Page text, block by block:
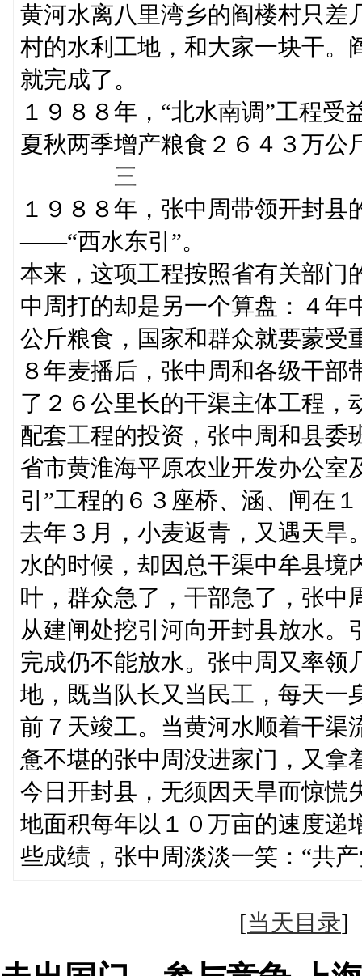
黄河水离八里湾乡的阎楼村只差
村的水利工地，和大家一块干。
就完成了。
１９８８年，“北水南调”工程
夏秋两季增产粮食２６４３万公
三
１９８８年，张中周带领开封
——“西水东引”。
本来，这项工程按照省有关部门
中周打的却是另一个算盘：４年
公斤粮食，国家和群众就要蒙受
８年麦播后，张中周和各级干
了２６公里长的干渠主体工程，
配套工程的投资，张中周和县委
省市黄淮海平原农业开发办公室
引”工程的６３座桥、涵、闸在
去年３月，小麦返青，又遇天旱
水的时候，却因总干渠中牟县境
叶，群众急了，干部急了，张中
从建闸处挖引河向开封县放水。
完成仍不能放水。张中周又率领
地，既当队长又当民工，每天一
前７天竣工。当黄河水顺着干渠
惫不堪的张中周没进家门，又拿
今日开封县，无须因天旱而惊慌
地面积每年以１０万亩的速度递
些成绩，张中周淡淡一笑：“共
[当天目录